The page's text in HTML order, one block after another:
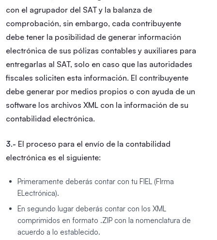
con el agrupador del SAT y la balanza de
comprobación, sin embargo, cada contribuyente
debe tener la posibilidad de generar información
electrónica de sus pólizas contables y auxiliares para
entregarlas al SAT, solo en caso que las autoridades
fiscales soliciten esta información. El contribuyente
debe generar por medios propios o con ayuda de un
software los archivos XML con la información de su
contabilidad electrónica.
3.- El proceso para el envío de la contabilidad
electrónica es el siguiente:
Primeramente deberás contar con tu FIEL (FIrma
ELectrónica).
En segundo lugar deberás contar con los XML
comprimidos en formato .ZIP con la nomenclatura de
acuerdo a lo establecido.